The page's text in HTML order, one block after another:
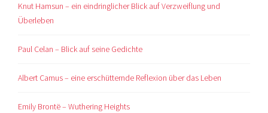
Knut Hamsun – ein eindringlicher Blick auf Verzweiflung und
Überleben
Paul Celan – Blick auf seine Gedichte
Albert Camus – eine erschütternde Reflexion über das Leben
Emily Brontë – Wuthering Heights